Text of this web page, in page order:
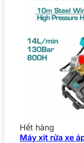
Hết hàng
Máy xịt rửa xe